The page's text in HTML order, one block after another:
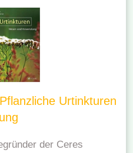
Urtinkturen
der Ceres